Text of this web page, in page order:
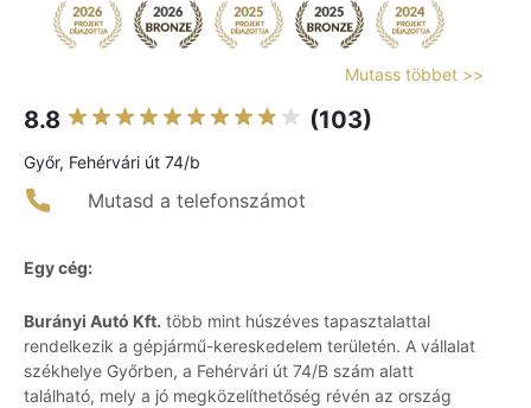
Mutass többet >>
8.8 (103)
Győr, Fehérvári út 74/b
Mutasd a telefonszámot
Egy cég:
Burányi Autó Kft. több mint húszéves tapasztalattal
rendelkezik a gépjármű-kereskedelem területén. A vállalat
székhelye Győrben, a Fehérvári út 74/B szám alatt
található, mely a jó megközelíthetőség révén az ország